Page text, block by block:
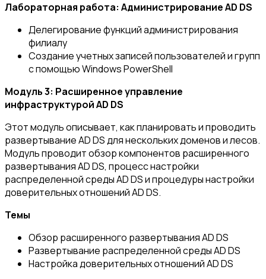
Лабораторная работа: Администрирование AD DS
Делегирование функций администрирования
филиалу
Создание учетных записей пользователей и групп
с помощью Windows PowerShell
Модуль 3: Расширенное управление
инфраструктурой AD DS
Этот модуль описывает, как планировать и проводить
развертывание AD DS для нескольких доменов и лесов.
Модуль проводит обзор компонентов расширенного
развертывания AD DS, процесс настройки
распределенной среды AD DS и процедуры настройки
доверительных отношений AD DS.
Темы
Обзор расширенного развертывания AD DS
Развертывание распределенной среды AD DS
Настройка доверительных отношений AD DS